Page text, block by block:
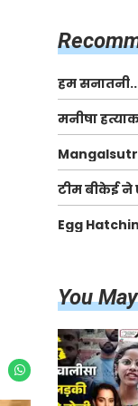
हम
Ranaut से
Jantar-
मनीषा
| Full Story
मंगलसूत्र
शुरु की ये
टीम बीकेई ने
खाद गट्टों में
बेचने वालों
Egg
You